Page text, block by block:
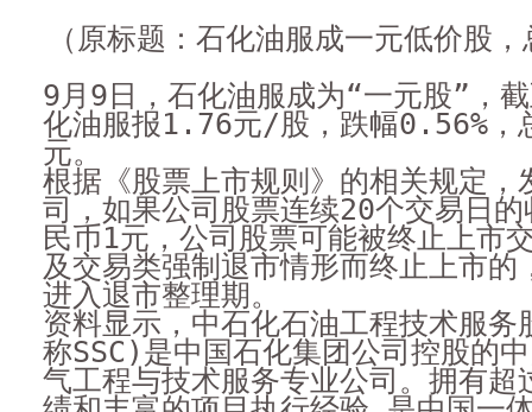
（原标题：石化油服成一元低价股
9月9日，石化油服成为“一元股”，
化油服报1.76元/股，跌幅0.56%，
元。
根据《股票上市规则》的相关规定，
司，如果公司股票连续20个交易日
民币1元，公司股票可能被终止上市
及交易类强制退市情形而终止上市的
进入退市整理期。
资料显示，中石化石油工程技术服
称SSC)是中国石化集团公司控股的
气工程与技术服务专业公司。拥有超